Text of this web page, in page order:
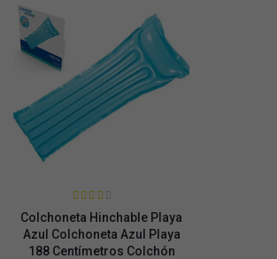
do en
2.60
de 5
Colchoneta Hinchable Playa
Azul Colchoneta Azul Playa
188 Centímetros Colchón